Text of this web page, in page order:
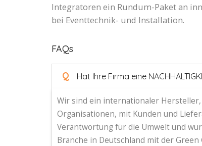
Integratoren ein Rundum-Paket an
bei Eventtechnik- und Installation.
FAQs
Q Hat Ihre Firma eine
Wir sind ein internationaler
Organisationen, mit Kunden und
Verantwortung für die Umwelt und
Branche in Deutschland mit der